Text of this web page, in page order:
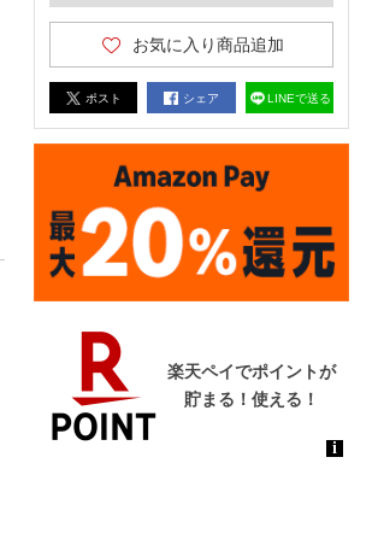
お気に入り商品追加
ポスト シェア LINEで送る